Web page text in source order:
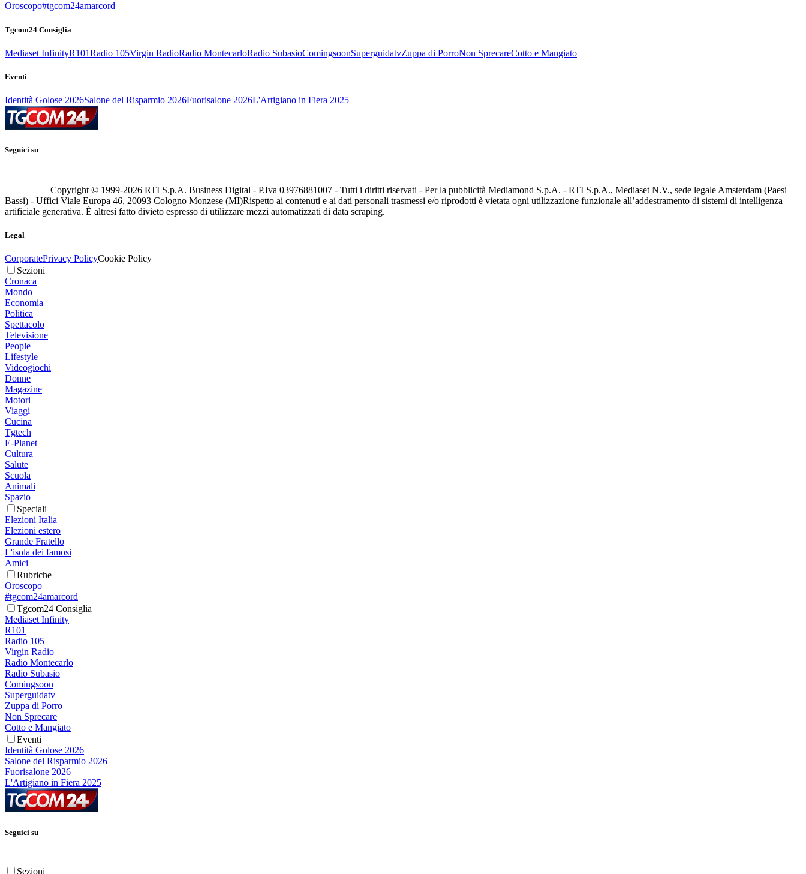
Oroscopo#tgcom24amarcord
Tgcom24 Consiglia
Mediaset InfinityR101Radio 105Virgin RadioRadio MontecarloRadio SubasioComingsoonSuperguidatvZuppa di PorroNon SprecareCotto e Mangiato
Eventi
Identità Golose 2026Salone del Risparmio 2026Fuorisalone 2026L'Artigiano in Fiera 2025
Seguici su
Copyright © 1999-2026 RTI S.p.A. Business Digital - P.Iva 03976881007 - Tutti i diritti riservati - Per la pubblicità Mediamond S.p.A. - RTI S.p.A., Mediaset N.V., sede legale Amsterdam (Paesi
Bassi) - Uffici Viale Europa 46, 20093 Cologno Monzese (MI)Rispetto ai contenuti e ai dati personali trasmessi e/o riprodotti è vietata ogni utilizzazione funzionale all’addestramento di sistemi di intelligenza
artificiale generativa. È altresì fatto divieto espresso di utilizzare mezzi automatizzati di data scraping.
Legal
CorporatePrivacy PolicyCookie Policy
Sezioni
Cronaca
Mondo
Economia
Politica
Spettacolo
Televisione
People
Lifestyle
Videogiochi
Donne
Magazine
Motori
Viaggi
Cucina
Tgtech
E-Planet
Cultura
Salute
Scuola
Animali
Spazio
Speciali
Elezioni Italia
Elezioni estero
Grande Fratello
L'isola dei famosi
Amici
Rubriche
Oroscopo
#tgcom24amarcord
Tgcom24 Consiglia
Mediaset Infinity
R101
Radio 105
Virgin Radio
Radio Montecarlo
Radio Subasio
Comingsoon
Superguidatv
Zuppa di Porro
Non Sprecare
Cotto e Mangiato
Eventi
Identità Golose 2026
Salone del Risparmio 2026
Fuorisalone 2026
L'Artigiano in Fiera 2025
Seguici su
Sezioni